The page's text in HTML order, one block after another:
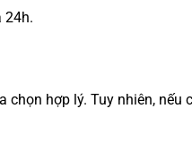
24h.
hợp lý. Tuy nhiên, nếu